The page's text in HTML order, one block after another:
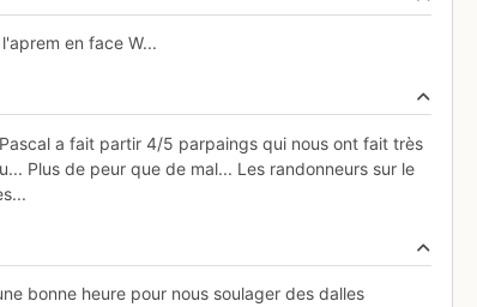
en face W...
a fait partir 4/5 parpaings qui nous ont fait très
Plus de peur que de mal... Les randonneurs sur le
bonne heure pour nous soulager des dalles